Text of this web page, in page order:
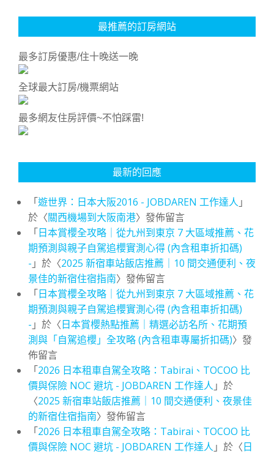
最推薦的訂房網站
最多訂房優惠/住十晚送一晚
全球最大訂房/機票網站
最多網友住房評價~不怕踩雷!
最新的回應
「遊世界：日本大阪2016 - JOBDAREN 工作達人 」
於〈關西機場到大阪南港〉發佈留言
「日本賞櫻全攻略｜從九州到東京 7 大區域推薦、花
期預測與親子自駕追櫻實測心得 (內含租車折扣碼)
- 」於〈2025 新宿車站飯店推薦｜10 間交通便利、夜
景佳的新宿住宿指南〉發佈留言
「日本賞櫻全攻略｜從九州到東京 7 大區域推薦、花
期預測與親子自駕追櫻實測心得 (內含租車折扣碼)
- 」於〈日本賞櫻熱點推薦｜精選必訪名所、花期預
測與「自駕追櫻」全攻略 (內含租車專屬折扣碼)〉發
佈留言
「2026 日本租車自駕全攻略：Tabirai、TOCOO 比
價與保險 NOC 避坑 - JOBDAREN 工作達人 」於
〈2025 新宿車站飯店推薦｜10 間交通便利、夜景佳
的新宿住宿指南〉發佈留言
「2026 日本租車自駕全攻略：Tabirai、TOCOO 比
價與保險 NOC 避坑 - JOBDAREN 工作達人 」於〈日